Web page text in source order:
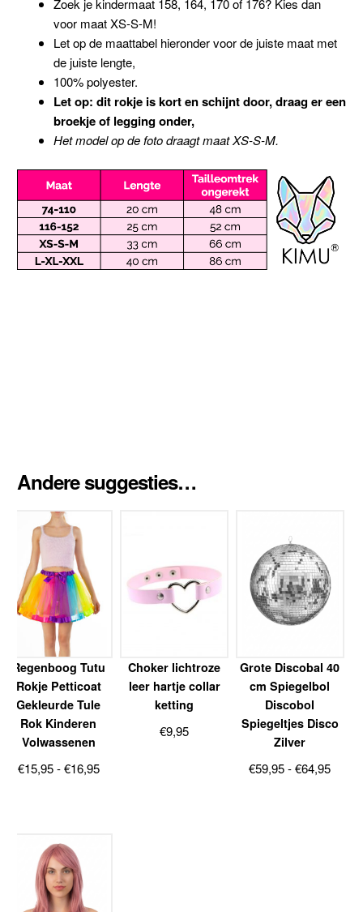
Zoek je kindermaat 158, 164, 170 of 176? Kies dan
voor maat XS-S-M!
Let op de maattabel hieronder voor de juiste maat met
de juiste lengte,
100% polyester.
Let op: dit rokje is kort en schijnt door, draag er een
broekje of legging onder,
Het model op de foto draagt maat XS-S-M.
Andere suggesties…
Regenboog Tutu
Rokje Petticoat
Gekleurde Tule
Rok Kinderen
Volwassenen
€15,95 - €16,95Prijsklasse:
Choker lichtroze
leer hartje collar
ketting
€9,95
Grote Discobal 40
cm Spiegelbol
Discobol
Spiegeltjes Disco
Zilver
€59,95 - €64,95